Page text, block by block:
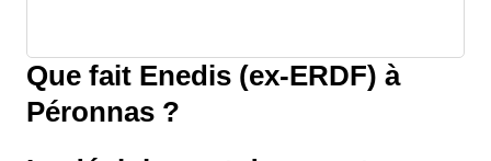
Que fait Enedis (ex-ERDF) à
Péronnas ?